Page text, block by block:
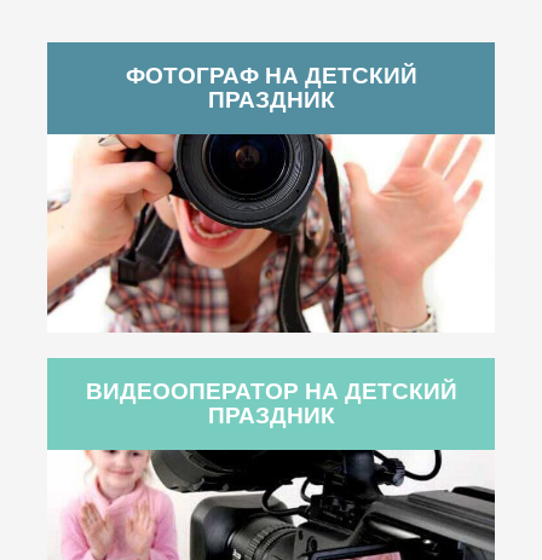
ФОТОГРАФ НА ДЕТСКИЙ
ПРАЗДНИК
ВИДЕООПЕРАТОР НА ДЕТСКИЙ
ПРАЗДНИК